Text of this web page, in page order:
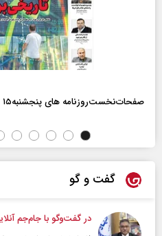
صفحات‌نخست‌روزنامه ها‌ی پنجشنبه‌۱۵ مردادماه
گفت و گو
در گفت‌و‌گو با جام‌جم